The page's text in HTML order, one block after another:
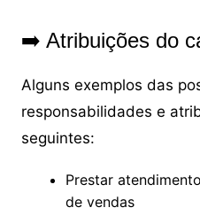
➡️ Atribuições do
Alguns exemplos das
responsabilidades e
seguintes:
Prestar
de vendas